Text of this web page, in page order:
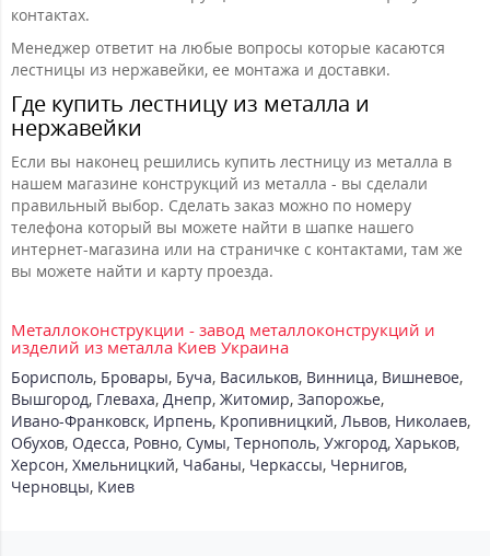
контактах.
Менеджер ответит на любые вопросы которые касаются
лестницы из нержавейки, ее монтажа и доставки.
Где купить лестницу из металла и
нержавейки
Если вы наконец решились купить лестницу из металла в
нашем магазине конструкций из металла - вы сделали
правильный выбор. Сделать заказ можно по номеру
телефона который вы можете найти в шапке нашего
интернет-магазина или на страничке с контактами, там же
вы можете найти и карту проезда.
Металлоконструкции - завод металлоконструкций и
изделий из металла Киев Украина
Борисполь, Бровары, Буча, Васильков, Винница, Вишневое,
Вышгород, Глеваха, Днепр, Житомир, Запорожье,
Ивано-Франковск, Ирпень, Кропивницкий, Львов, Николаев,
Обухов, Одесса, Ровно, Сумы, Тернополь, Ужгород, Харьков,
Херсон, Хмельницкий, Чабаны, Черкассы, Чернигов,
Черновцы, Киев